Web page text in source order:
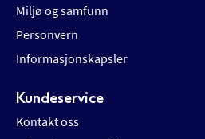
Miljø og samfunn
Personvern
Informasjonskapsler
Kundeservice
Kontakt oss